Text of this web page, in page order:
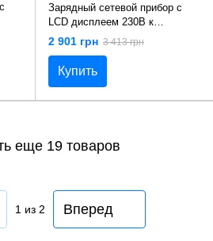
Зарядный сетевой прибор с
LCD дисплеем 230В к
аккумуляторам 6V-2А 12V-10А
Yato YT-83002
2 901 грн 3 413 грн
Купить
еще 19 товаров
1из 2 Вперед